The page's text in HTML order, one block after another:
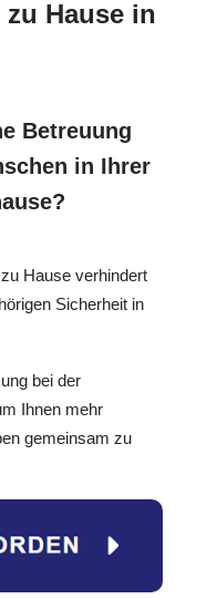
Hause in
Betreuung
in Ihrer
Hause verhindert
Sicherheit in
bei der
Ihnen mehr
gemeinsam zu